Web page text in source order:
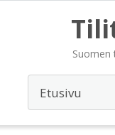
Suomen